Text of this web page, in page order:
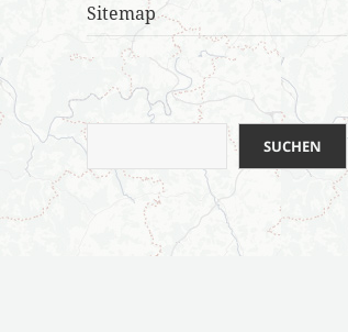
Sitemap
Suchen SUCHEN